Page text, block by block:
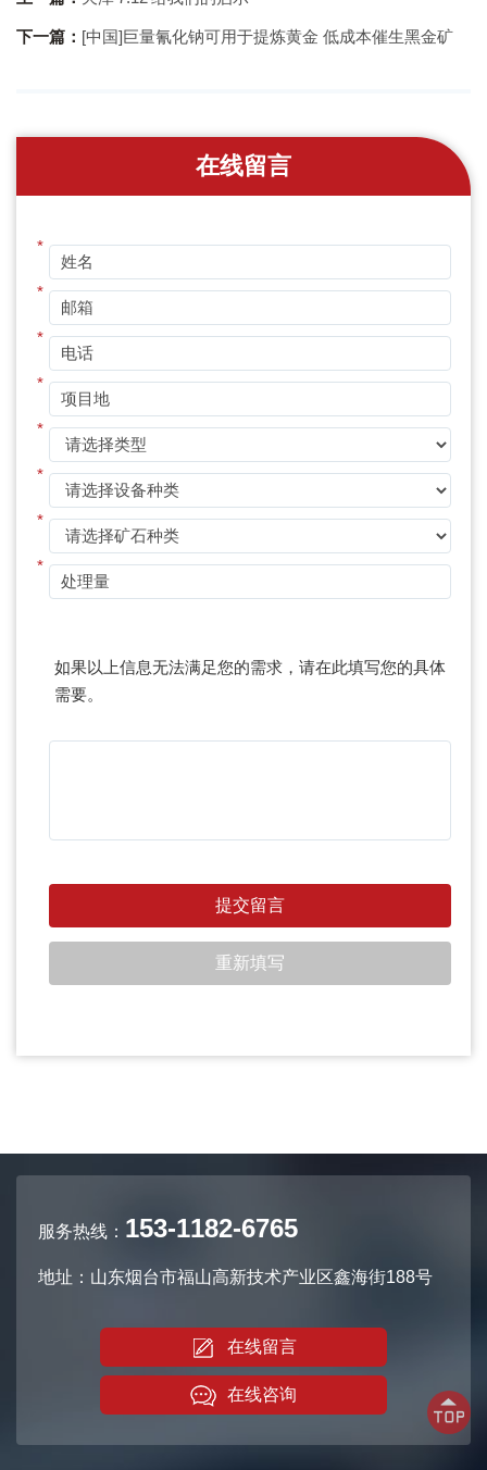
下一篇： [中国]巨量氰化钠可用于提炼黄金 低成本催生黑金矿
在线留言
*
*
*
*
*
*
*
*
如果以上信息无法满足您的需求，请在此填写您的具体
需要。
服务热线： 153-1182-6765
地址：山东烟台市福山高新技术产业区鑫海街188号
在线留言
在线咨询